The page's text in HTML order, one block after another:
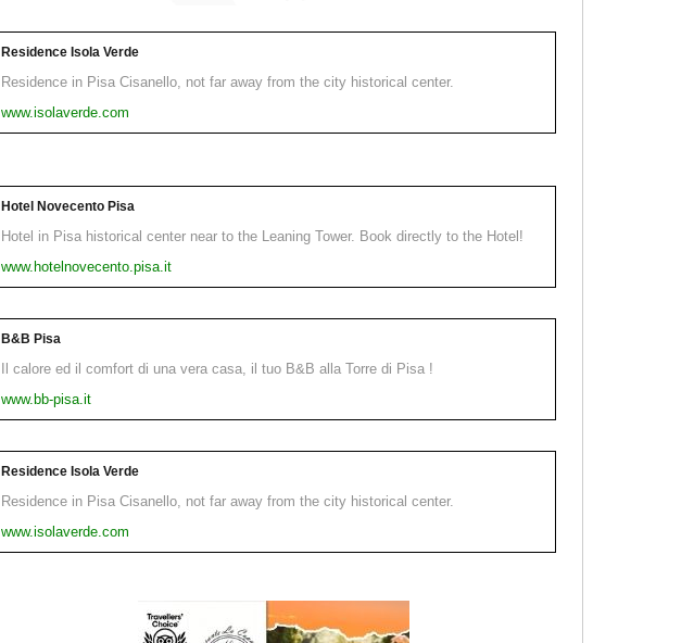
Residence Isola Verde
Residence in Pisa Cisanello, not far away from the city historical center.
www.isolaverde.com
Hotel Novecento Pisa
Hotel in Pisa historical center near to the Leaning Tower. Book directly to the Hotel!
www.hotelnovecento.pisa.it
B&B Pisa
Il calore ed il comfort di una vera casa, il tuo B&B alla Torre di Pisa !
www.bb-pisa.it
Residence Isola Verde
Residence in Pisa Cisanello, not far away from the city historical center.
www.isolaverde.com